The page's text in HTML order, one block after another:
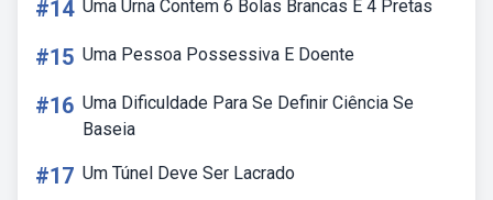
#14 Uma Urna Contem 6 Bolas Brancas E 4 Pretas
#15 Uma Pessoa Possessiva E Doente
#16 Uma Dificuldade Para Se Definir Ciência Se
Baseia
#17 Um Túnel Deve Ser Lacrado